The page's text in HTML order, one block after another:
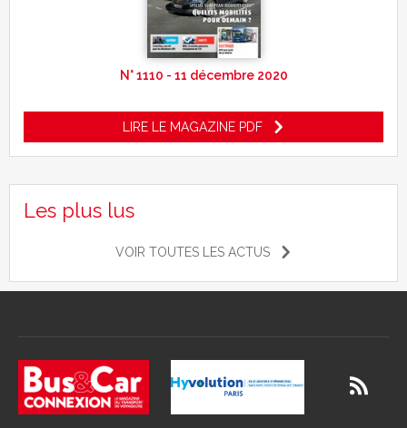
N° 1110 - 11 décembre 2020
LIRE LE MAGAZINE PDF
Les plus lus
VOIR TOUTES LES ACTUS